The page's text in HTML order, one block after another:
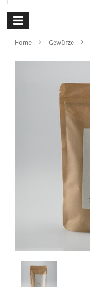
Home Gewürze